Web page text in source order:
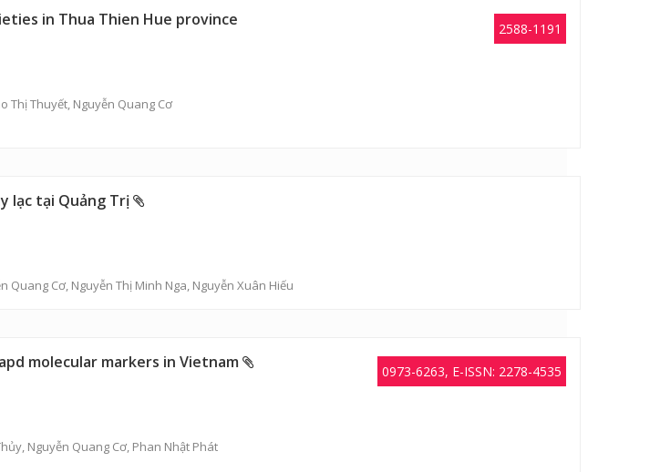
2588-1191
in Thua Thien Hue province
Thị Thuyết, Nguyễn Quang Cơ
lạc tại Quảng Trị
Quang Cơ, Nguyễn Thị Minh Nga, Nguyễn Xuân Hiếu
0973-6263, E-ISSN: 2278-4535
molecular markers in Vietnam
, Nguyễn Quang Cơ, Phan Nhật Phát